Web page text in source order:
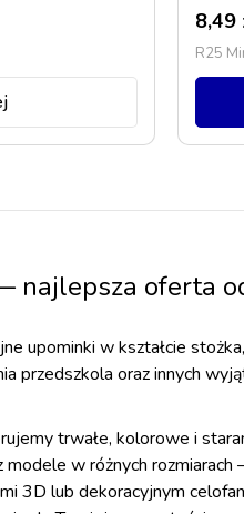
8,49
R25
najlepsza oferta
upominki w kształcie
przedszkola oraz innych
trwałe, kolorowe i
modele w różnych
3D lub dekoracyjnym